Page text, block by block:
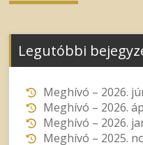
Legutóbbi
Meghívó – 2026.
Meghívó – 2026.
Meghívó – 2026.
Meghívó – 2025.